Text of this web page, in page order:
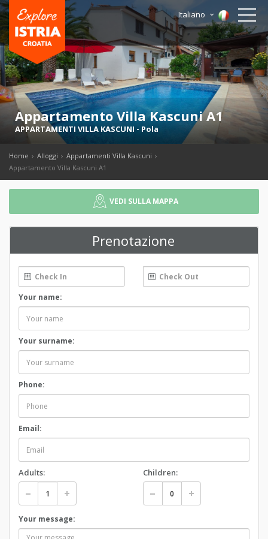
Italiano
Appartamento Villa Kascuni A1
APPARTAMENTI VILLA KASCUNI - Pola
Home Alloggi
Appartamenti Villa Kascuni
Appartamento Villa Kascuni A1
VEDI SULLA MAPPA
Prenotazione
Your name:
Your surname:
Phone:
Email:
Adults: Children:
Your message: